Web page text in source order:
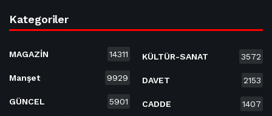
Kategoriler
MAGAZİN 14311
Manşet 9929
GÜNCEL 5901
KÜLTÜR-SANAT 3572
DAVET 2153
CADDE 1407